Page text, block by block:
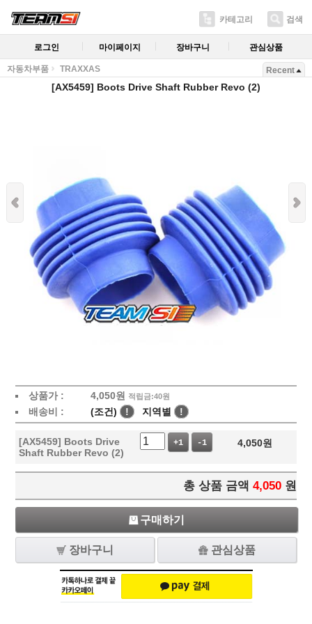
카테고리 검색
로그인 마이페이지 장바구니 관심상품
자동차부품 TRAXXAS Recent
[AX5459] Boots Drive Shaft Rubber Revo (2)
상품가 : 4,050원 적립금:40원
배송비 : (조건) ! 지역별 !
[AX5459] Boots Drive
Shaft Rubber Revo (2)
+1 -1 4,050원
총 상품 금액 4,050 원
구매하기
장바구니 관심상품